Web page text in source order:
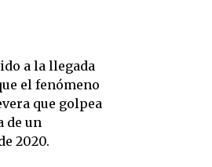
a la llegada
el fenómeno
que golpea
de un
2020.